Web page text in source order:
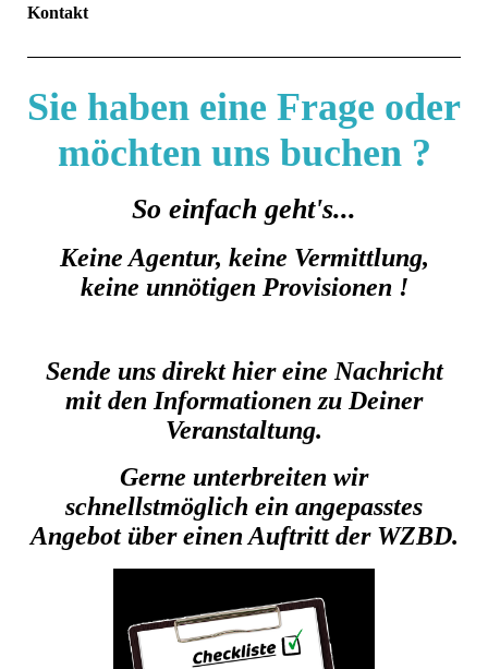
Kontakt
Sie haben eine Frage oder
möchten uns buchen ?
So einfach geht's...
Keine Agentur, keine Vermittlung,
keine unnötigen Provisionen !
Sende uns direkt hier eine Nachricht
mit den Informationen zu Deiner
Veranstaltung.
Gerne unterbreiten wir
schnellstmöglich ein angepasstes
Angebot über einen Auftritt der WZBD.